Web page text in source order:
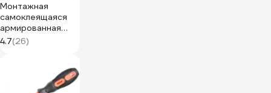
Монтажная
самоклеящаяся
армированная
лента РУ-ФЛЕКС
СТ СК 3x50-15
4.7(26)